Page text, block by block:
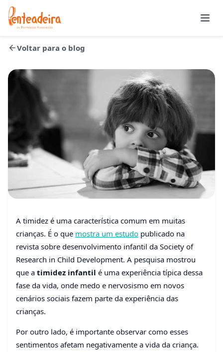
Abrir
Voltar para o blog
Pais e Filhos
A timidez infantil é um
problema? Descubra
quando é hora de buscar
apoio profissional
24 de setembro de 2024
6 min de leitura
122 visualizações
A timidez é uma característica comum em muitas
crianças. É o que mostra um estudo publicado na
revista sobre desenvolvimento infantil da Society of
Research in Child Development. A pesquisa mostrou
que a timidez infantil é uma experiência típica dessa
fase da vida, onde medo e nervosismo em novos
cenários sociais fazem parte da experiência das
crianças.
Por outro lado, é importante observar como esses
sentimentos afetam negativamente a vida da criança.